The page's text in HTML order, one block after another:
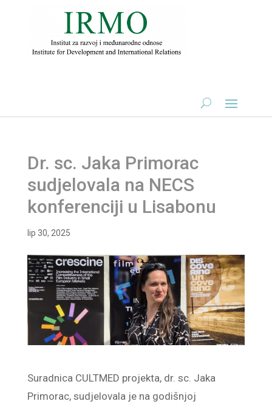
Dr. sc. Jaka Primorac
sudjelovala na NECS
konferenciji u Lisabonu
lip 30, 2025
Suradnica CULTMED projekta, dr. sc. Jaka
Primorac, sudjelovala je na godišnjoj